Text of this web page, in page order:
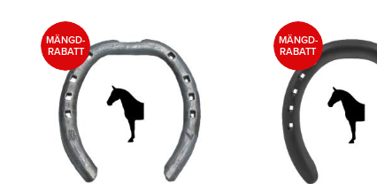
MÄNGD-
RABATT
MÄNGD-
RABATT